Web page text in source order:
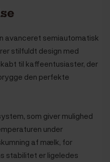
avanceret semiautomatisk
stilfuldt design med
til kaffeentusiaster, der
den perfekte
som giver mulighed
under
af mælk, for
stabilitet er ligeledes